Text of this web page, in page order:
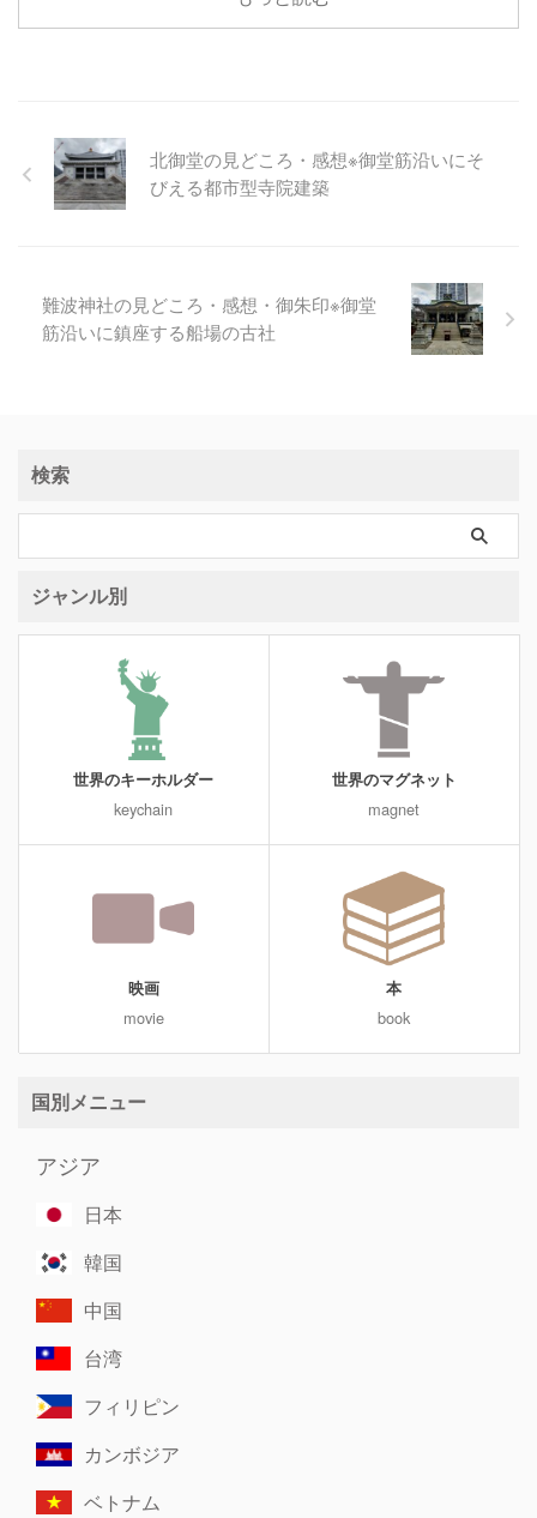
北御堂の見どころ・感想※御堂筋沿いにそ
びえる都市型寺院建築
難波神社の見どころ・感想・御朱印※御堂
筋沿いに鎮座する船場の古社
検索
ジャンル別
世界のキーホルダー
keychain
世界のマグネット
magnet
映画
movie
本
book
国別メニュー
アジア
日本
韓国
中国
台湾
フィリピン
カンボジア
ベトナム